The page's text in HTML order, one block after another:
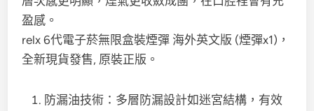
盈感。
relx 6代電子菸無限盒裝煙彈 海外英文版 (煙彈x1)，
全新現貨發售, 原裝正版。
防漏油技術：多層防漏設計如迷宮結構，有效